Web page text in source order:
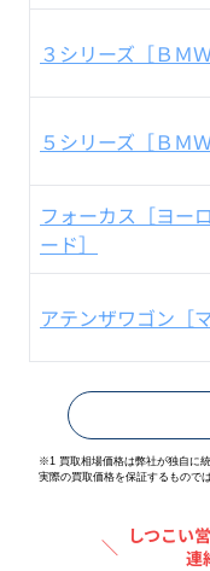
３シリーズ［ＢＭＷ
５シリーズ［ＢＭＷ
フォーカス［ヨー
ード］
アテンザワゴン［
※1 買取相場価格は弊社が独自に
実際の買取価格を保証するもので
＼ しつこい
連